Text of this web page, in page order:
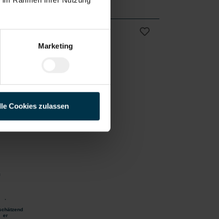
Marketing
Cookies zulassen
in Graz-
er